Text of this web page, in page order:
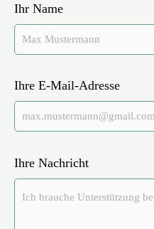
Ihr Name
Ihre E-Mail-Adresse
Ihre Nachricht